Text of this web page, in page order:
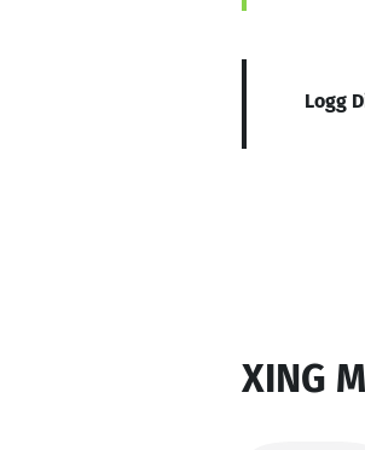
Logg
XING